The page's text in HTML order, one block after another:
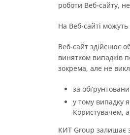
роботи Веб-сайту,
На Веб-сайті
Веб-сайт здійснює
винятком випадків
зокрема, але не
за
у тому випадку
Користувачем,
КИТ Group залишає